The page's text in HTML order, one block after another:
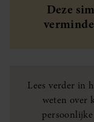
Deze
Lees verder in
weten over